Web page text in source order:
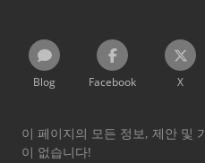
Blog Facebook X
이 페이지의 모든 정보, 제안 및
이 없습니다!